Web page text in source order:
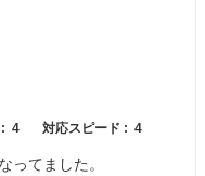
4 対応スピード : 4
ってました。